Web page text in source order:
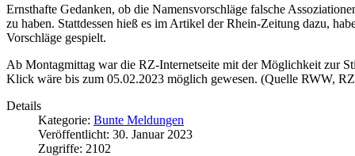
Ernsthafte Gedanken, ob die Namensvorschläge falsche
zu haben. Stattdessen hieß es im Artikel der Rhein-Zeitung dazu,
Vorschläge gespielt.
Ab Montagmittag war die RZ-Internetseite mit der Möglichkeit zur
Klick wäre bis zum 05.02.2023 möglich gewesen. (Quelle RWW,
Details
Kategorie: Bunte Meldungen
Veröffentlicht: 30. Januar 2023
Zugriffe: 2102